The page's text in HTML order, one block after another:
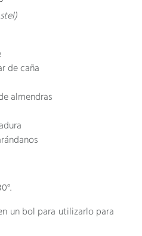
de caña
almendras
un bol para utilizarlo para